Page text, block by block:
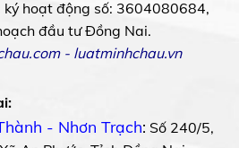
ký hoạt động số: 3604080684,
đầu tư Đồng Nai.
- luatminhchau.vn
- Nhơn Trạch: Số 240/5,